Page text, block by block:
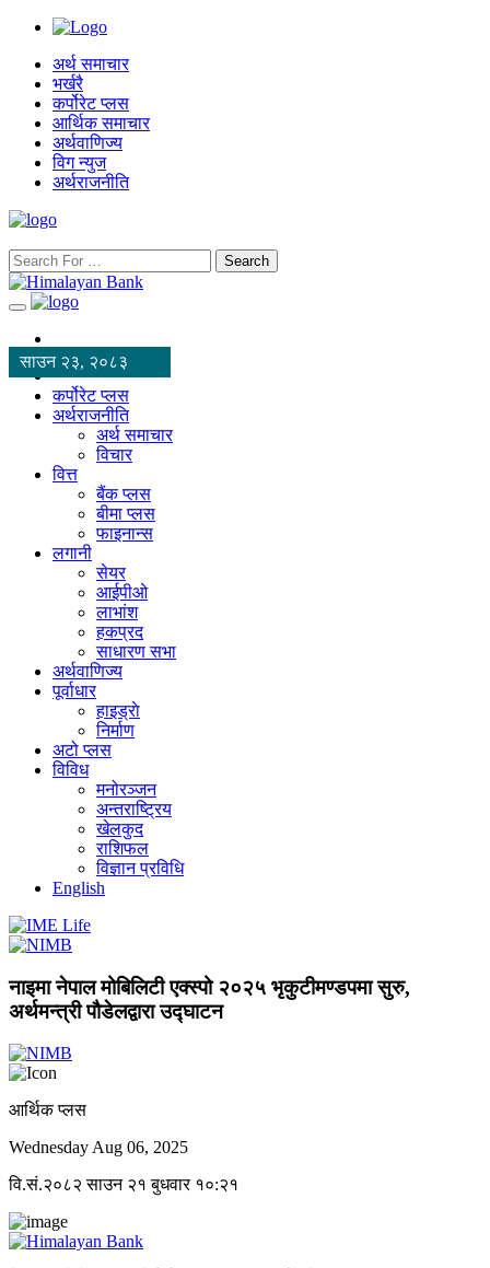
अर्थ समाचार
भर्खरै
कर्पोरेट प्लस
आर्थिक समाचार
अर्थवाणिज्य
विग न्युज
अर्थराजनीति
Search
साउन २३, २०८३
कर्पोरेट प्लस
अर्थराजनीति
अर्थ समाचार
विचार
वित्त
बैंक प्लस
बीमा प्लस
फाइनान्स
लगानी
सेयर
आईपीओ
लाभांश
हकप्रद
साधारण सभा
अर्थवाणिज्य
पूर्वाधार
हाइड्राे
निर्माण
अटो प्लस
विविध
मनोरञ्जन
अन्तराष्ट्रिय
खेलकुद
राशिफल
विज्ञान प्रविधि
English
नाइमा नेपाल मोबिलिटी एक्स्पो २०२५ भृकुटीमण्डपमा सुरु,
अर्थमन्त्री पौडेलद्वारा उद्घाटन
आर्थिक प्लस
Wednesday Aug 06, 2025
वि.सं.२०८२ साउन २१ बुधवार १०:२१